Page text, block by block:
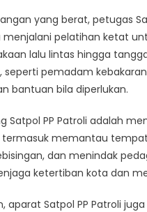
PP
yang berat, petugas
menjalani pelatihan ketat
lalu lintas hingga
seperti pemadam
bantuan bila diperlukan.
Satpol PP Patroli adalah
termasuk memantau
dan menindak
ketertiban kota dan
aparat Satpol PP Patroli